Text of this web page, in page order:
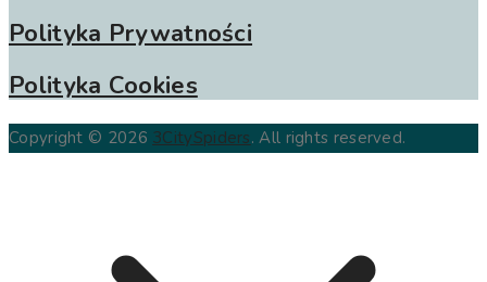
Polityka Prywatności
Polityka Cookies
Copyright © 2026 3CitySpiders. All rights reserved.